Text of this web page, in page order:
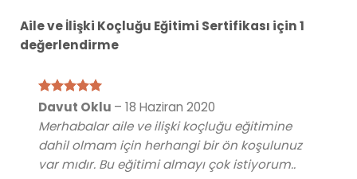
Aile ve İlişki Koçluğu Eğitimi Sertifikası için 1
değerlendirme
5 üzerinden
Davut Oklu – 18 Haziran 2020
Merhabalar aile ve ilişki koçluğu eğitimine
dahil olmam için herhangi bir ön koşulunuz
var mıdır. Bu eğitimi almayı çok istiyorum..